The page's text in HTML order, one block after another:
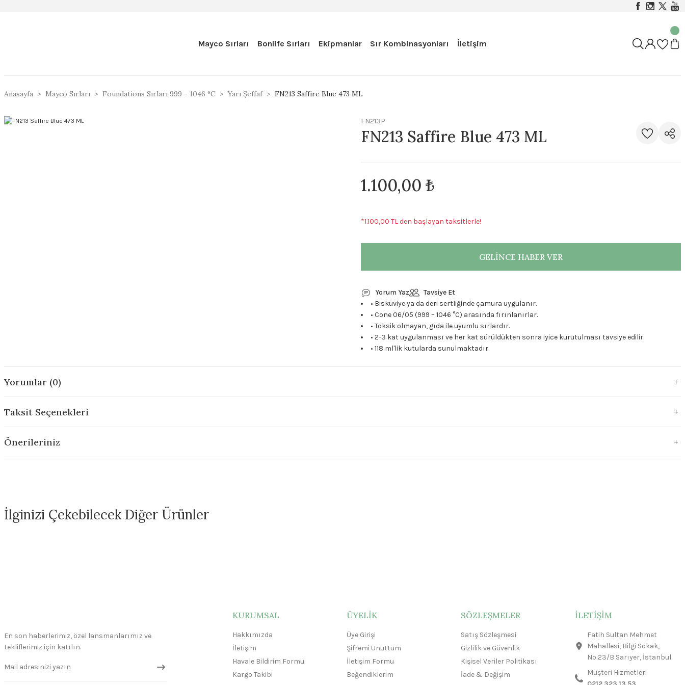
Mayco Sırları Bonlife Sırları Ekipmanlar Sır Kombinasyonları İletişim
Anasayfa Mayco Sırları Foundations Sırları 999 - 1046 °C Yarı Şeffaf FN213 Saffire Blue 473 ML
FN213P
FN213 Saffire Blue 473 ML
1.100,00 ₺
*1.100,00 TL den başlayan taksitlerle!
GELİNCE HABER VER
Yorum Yaz
Tavsiye Et
• Bisküviye ya da deri sertliğinde çamura uygulanır.
• Cone 06/05 (999 – 1046 °C) arasında fırınlanırlar.
• Toksik olmayan, gıda ile uyumlu sırlardır.
• 2-3 kat uygulanması ve her kat sürüldükten sonra iyice kurutulması tavsiye edilir.
• 118 ml'lik kutularda sunulmaktadır.
Yorumlar (0)
Taksit Seçenekleri
Önerileriniz
İlginizi Çekebilecek Diğer Ürünler
En son haberlerimiz, özel lansmanlarımız ve
tekliflerimiz için katılın.
KURUMSAL
Hakkımızda
İletişim
Havale Bildirim Formu
Kargo Takibi
ÜYELİK
Üye Girişi
Şifremi Unuttum
İletişim Formu
Beğendiklerim
SÖZLEŞMELER
Satış Sözleşmesi
Gizlilik ve Güvenlik
Kişisel Veriler Politikası
İade & Değişim
İLETİŞİM
Fatih Sultan Mehmet
Mahallesi, Bilgi Sokak,
No:23/B Sarıyer, İstanbul
Müşteri Hizmetleri